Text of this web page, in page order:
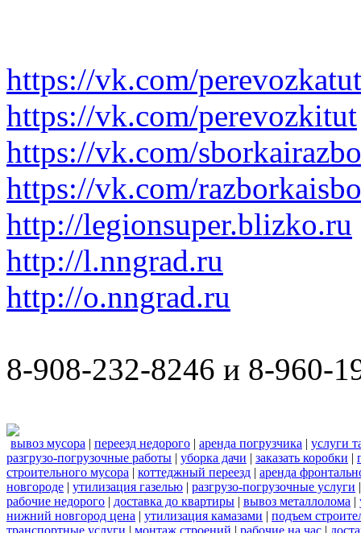
https://vk.com/perevozkatut
https://vk.com/perevozkitut
https://vk.com/
https://vk.com/
http://legionsuper.blizko.ru
http://l.nngrad.ru
http://o.nngrad.ru
8-908-232-8246 и 8-960-
вывоз мусора | переезд недорого | аренда погрузчика | услуги
разгрузо-погрузочные работы | уборка дачи | заказать коробки |
строительного мусора | коттеджный переезд | аренда
новгороде | утилизация газелью | разгрузо-погрузочные услуги
рабочие недорого | доставка до квартиры | вывоз металлолома |
нижний новгород цена | утилизация камазами | подъем
транспортные услуги | монтаж строений | рабочие на час |